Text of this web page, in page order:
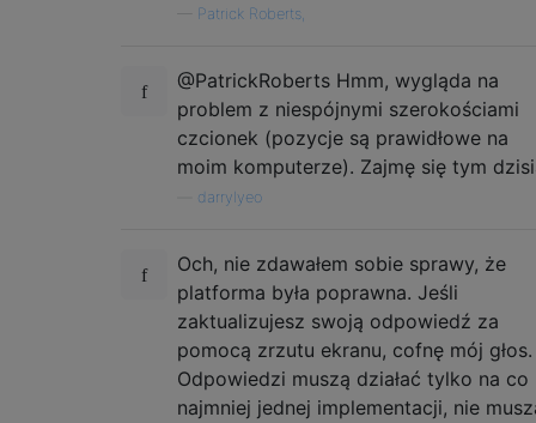
Patrick Roberts,
@PatrickRoberts Hmm, wygląda na
problem z niespójnymi szerokościami
czcionek (pozycje są prawidłowe na
moim komputerze). Zajmę się tym
darrylyeo
Och, nie zdawałem sobie sprawy, że
platforma była poprawna. Jeśli
zaktualizujesz swoją odpowiedź za
pomocą zrzutu ekranu, cofnę mój głos.
Odpowiedzi muszą działać tylko na co
najmniej jednej implementacji, nie